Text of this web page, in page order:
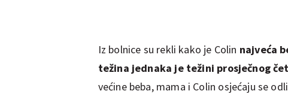
Iz bolnice su rekli kako je Colin najveća
težina jednaka je težini prosječnog
većine beba, mama i Colin osjećaju se